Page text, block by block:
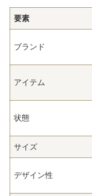
要素
ブランド
アイテム
状態
サイズ
デザイン性